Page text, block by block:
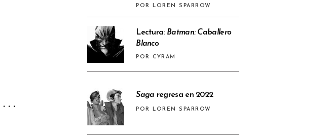
POR LOREN SPARROW
Lectura: Batman: Caballero
Blanco
POR CYRAM
Saga regresa en 2022
POR LOREN SPARROW
...